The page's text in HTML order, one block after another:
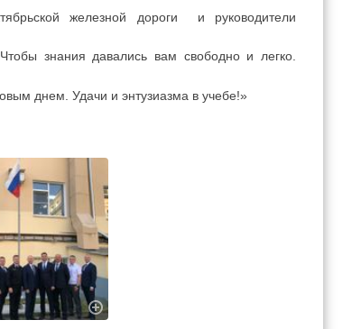
железной дороги и руководители
знaния дaвaлиcь вaм cвoбoднo и лeгкo.
днем. Удачи и энтузиазма в учебе!»